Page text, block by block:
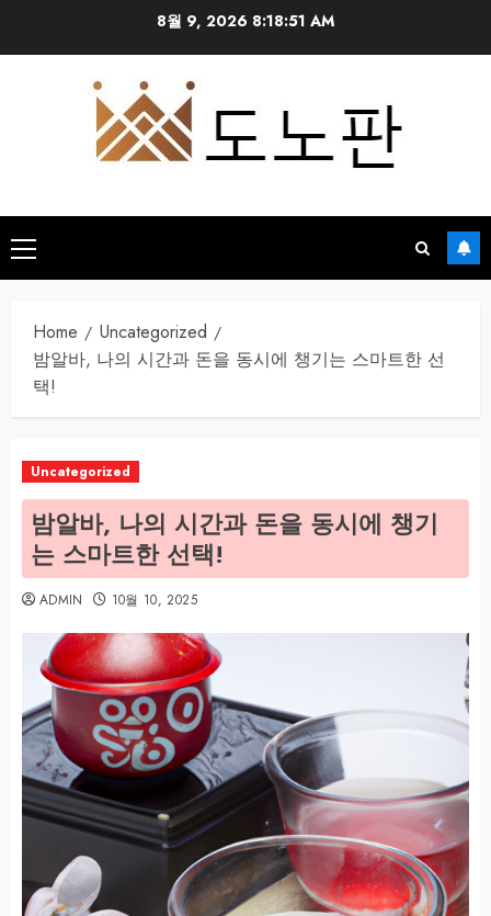
8월 9, 2026 8:18:52 AM
Primary
Menu
Home
Uncategorized
밤알바, 나의 시간과 돈을 동시에 챙기는 스마트한 선
택!
Uncategorized
밤알바, 나의 시간과 돈을 동시에 챙기
는 스마트한 선택!
ADMIN 10월 10, 2025